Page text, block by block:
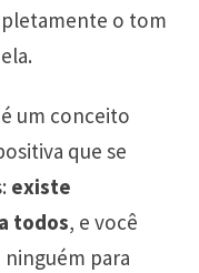
o tom
um conceito
que se
existe
todos, e você
para